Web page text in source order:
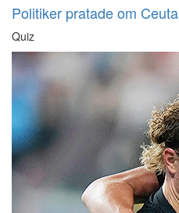
Politiker pratade om Ceuta
Quiz